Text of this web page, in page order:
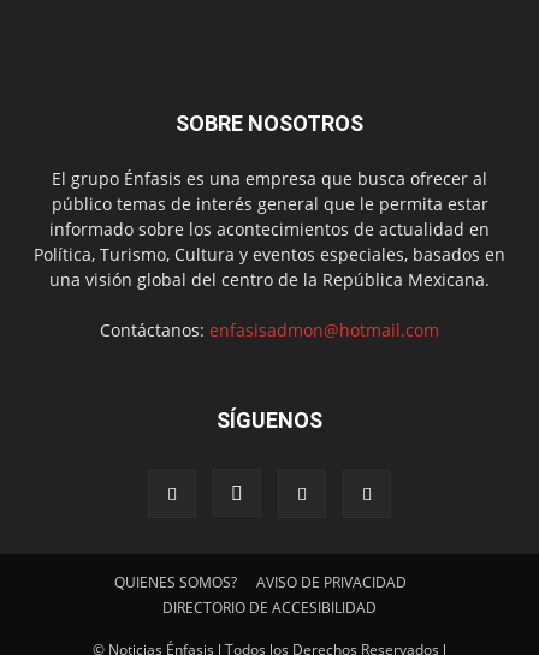
SOBRE NOSOTROS
El grupo Énfasis es una empresa que busca ofrecer al
público temas de interés general que le permita estar
informado sobre los acontecimientos de actualidad en
Política, Turismo, Cultura y eventos especiales, basados en
una visión global del centro de la República Mexicana.
Contáctanos: enfasisadmon@hotmail.com
SÍGUENOS
QUIENES SOMOS?
AVISO DE PRIVACIDAD
DIRECTORIO DE ACCESIBILIDAD
© Noticias Énfasis l Todos los Derechos Reservados l